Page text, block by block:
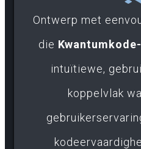
Ontwerp met
die
intuïtiewe,
koppelvlak